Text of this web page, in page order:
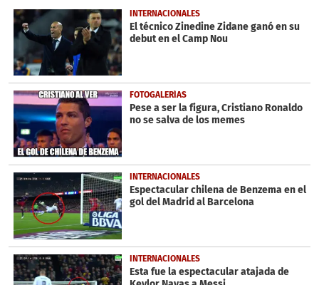
59
seconds
INTERNACIONALES
El técnico Zinedine Zidane ganó en su
debut en el Camp Nou
FOTOGALERÍAS
Pese a ser la figura, Cristiano Ronaldo
no se salva de los memes
INTERNACIONALES
Espectacular chilena de Benzema en el
gol del Madrid al Barcelona
INTERNACIONALES
Esta fue la espectacular atajada de